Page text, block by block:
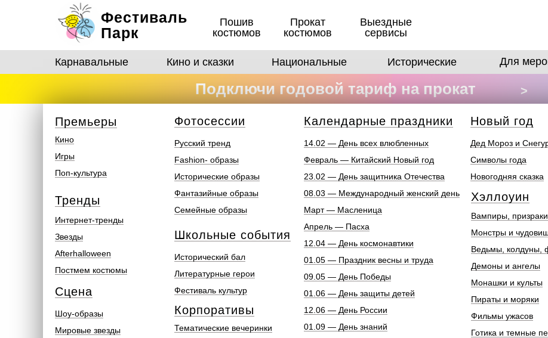
Фестиваль
Парк
Пошив
костюмов
Выездные
сервисы
Прокат
костюмов
Для
Исторические
Национальные
Кино и сказки
Карнавальные
Подключи годовой тариф на прокат
>
Премьеры Фотосеcсии
Хэллоуин
Кино
Игры
Поп-культура
Тренды
Интернет-тренды
Звезды
Afterhalloween
Постмем костюмы
Сцена
Шоу-образы
Мировые звезды
Календарные праздники
Русский тренд
Fashion- образы
Исторические образы
Фантазийные образы
Семейные образы
Школьные события
Исторический бал
Литературные герои
Фестиваль культур
Корпоративы
Тематические вечеринки
Вампиры,
Монстры и
Ведьмы, колдуны,
Демоны и ангелы
Монашки и культы
Пираты и моряки
Фильмы ужасов
Готика и темные
14.02 — День всех влюбленных
Февраль — Китайский Новый год
23.02 — День защитника Отечества
08.03 — Международный женский день
Март — Масленица
Апрель — Пасха
12.04 — День космонавтики
01.05 — Праздник весны и труда
09.05 — День Победы
01.06 — День защиты детей
12.06 — День России
01.09 — День знаний
Новый год
Дед Мороз и
Символы года
Новогодняя сказка